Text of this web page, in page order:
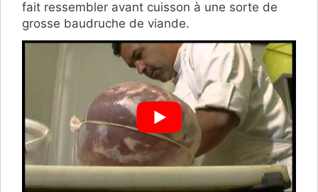
fait ressembler avant cuisson à une sorte de
grosse baudruche de viande.